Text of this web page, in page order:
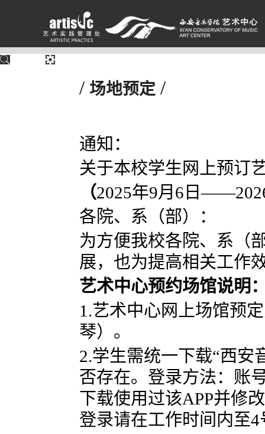
/ 场地预定 /
通知：
关于本校学生网上预订
（2025年9月 6 日——
各院、系（部）：
为方便我校各院、系（
展，也为提高相关工作
艺术中心预约场馆说明
1.艺术中心网上场馆预
琴）。
2.学生需统一下载“西安
否存在。登录方法：账
下载使用过该APP并修
登录请在工作时间内至